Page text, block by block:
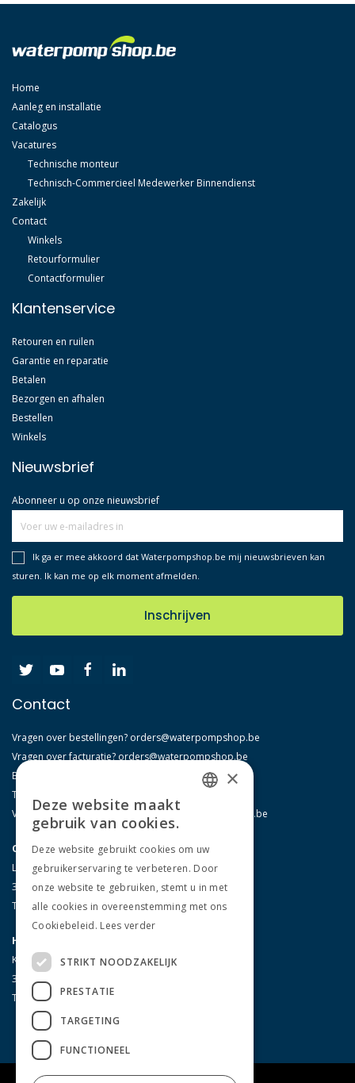
Home
Aanleg en installatie
Catalogus
Vacatures
Technische monteur
Technisch-Commercieel Medewerker Binnendienst
Zakelijk
Contact
Winkels
Retourformulier
Contactformulier
Klantenservice
Retouren en ruilen
Garantie en reparatie
Betalen
Bezorgen en afhalen
Bestellen
Winkels
Nieuwsbrief
Abonneer u op onze nieuwsbrief
Ik ga er mee akkoord dat Waterpompshop.be mij nieuwsbrieven kan
sturen. Ik kan me op elk moment afmelden.
Inschrijven
Contact
Vragen over bestellingen? orders@waterpompshop.be
Vragen over facturatie? orders@waterpompshop.be
Bestelling mailen?
orders@waterpompshop.be
Technische info nodig?
Vragen over retouraanvragen?info@waterpompshop.be
Overpelt
Leo Baekelandlaan 5209
3900 Pelt - België
T: 011/64 37 66
Hasselt
Kiewitstraat 165
3500 Hasselt - België
T: 011/24 31 85
ENGLISH
GERMAN
×
Deze website maakt
gebruik van cookies.
Deze website gebruikt cookies om uw
gebruikerservaring te verbeteren. Door
onze website te gebruiken, stemt u in met
alle cookies in overeenstemming met ons
Cookiebeleid. Lees verder
STRIKT NOODZAKELIJK
PRESTATIE
TARGETING
FUNCTIONEEL